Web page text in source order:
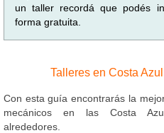
un taller recordá que podés
forma gratuita.
Talleres en Costa Azul
Con esta guía encontrarás la
mecánicos en las Costa
alrededores.